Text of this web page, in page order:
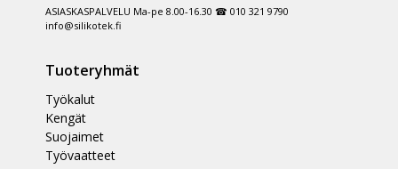
ASIASKASPALVELU Ma-pe 8.00-16.30 ☎ 010 321 9790
info@silikotek.fi
Tuoteryhmät
Työkalut
Kengät
Suojaimet
Työvaatteet